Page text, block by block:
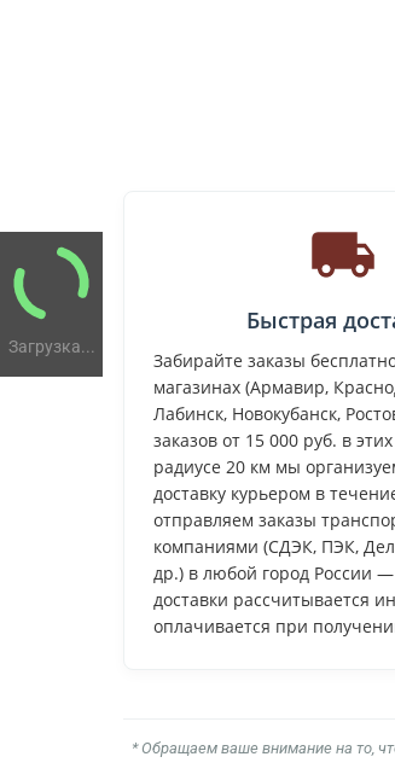
Загрузка...
Быстрая
Забирайте заказы
магазинах (Армавир,
Лабинск, Новокубанск,
заказов от 15 000 руб. в
радиусе 20 км мы
доставку курьером в
отправляем заказы
компаниями (СДЭК, ПЭК,
др.) в любой город России
доставки рассчитывается
оплачивается при
* Обращаем ваше внимание на то,